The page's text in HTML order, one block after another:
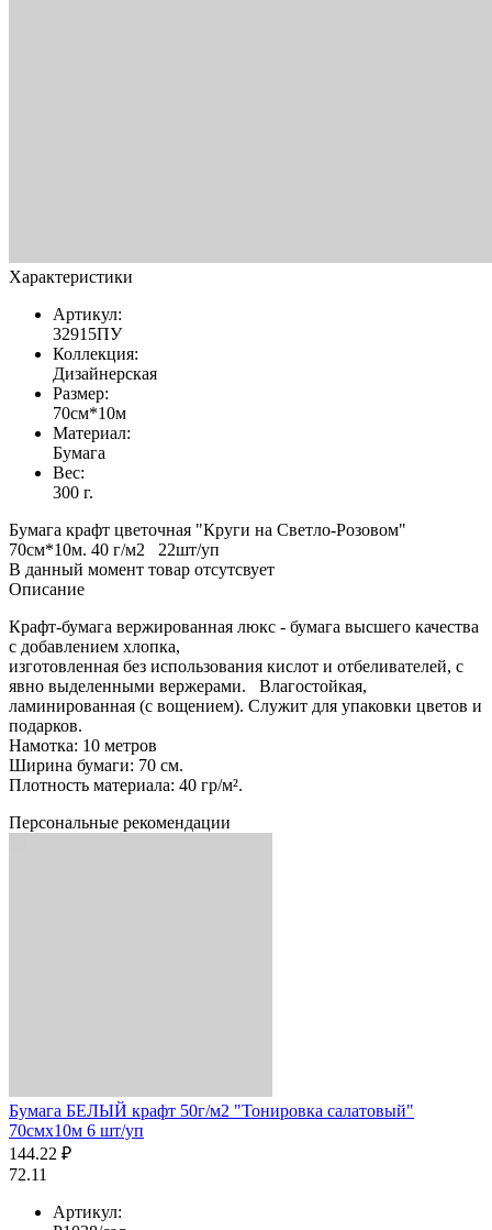
Характеристики
Артикул:
32915ПУ
Коллекция:
Дизайнерская
Размер:
70см*10м
Материал:
Бумага
Вес:
300 г.
Бумага крафт цветочная "Круги на Светло-Розовом"
70см*10м. 40 г/м2 22шт/уп
В данный момент товар отсутсвует
Описание
Крафт-бумага вержированная люкс - бумага высшего качества
с добавлением хлопка,
изготовленная без использования кислот и отбеливателей, с
явно выделенными вержерами. Влагостойкая,
ламинированная (с вощением). Служит для упаковки цветов и
подарков.
Намотка: 10 метров
Ширина бумаги: 70 см.
Плотность материала: 40 гр/м².
Персональные рекомендации
Бумага БЕЛЫЙ крафт 50г/м2 "Тонировка салатовый"
70смх10м 6 шт/уп
144.22 ₽
72.11
Артикул: